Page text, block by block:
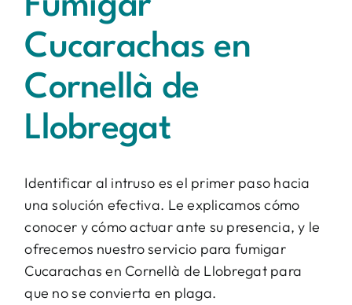
Contacto
BUSCAR:
Cucarachas en
Cornellà de
Llobregat
Identificar al intruso es el primer paso hacia
una solución efectiva. Le explicamos cómo
conocer y cómo actuar ante su presencia, y le
ofrecemos nuestro servicio para fumigar
Cucarachas en Cornellà de Llobregat para
que no se convierta en plaga.